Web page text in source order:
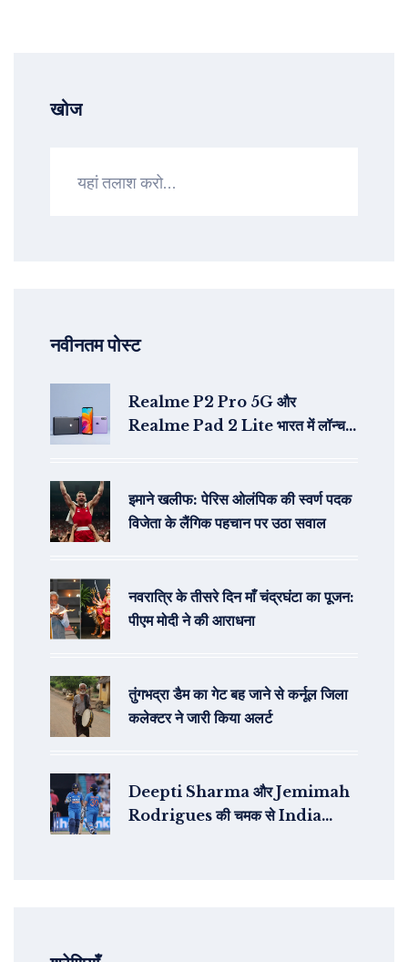
खोज
नवीनतम पोस्ट
Realme P2 Pro 5G और
Realme Pad 2 Lite भारत में लॉन्च:
इमाने खलीफ: पेरिस ओलंपिक की स्वर्ण पदक
विजेता के लैंगिक पहचान पर उठा सवाल
नवरात्रि के तीसरे दिन माँ चंद्रघंटा का पूजन:
पीएम मोदी ने की आराधना
तुंगभद्रा डैम का गेट बह जाने से कर्नूल जिला
कलेक्टर ने जारी किया अलर्ट
Deepti Sharma और Jemimah
Rodrigues की चमक से India